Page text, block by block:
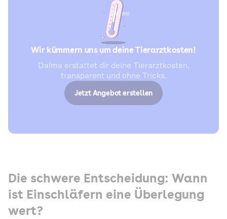
Wir kümmern uns um deine Tierarztkosten!
Dalma erstattet dir deine Tierarztkosten,
transparent und ohne Tricks.
Jetzt Angebot erstellen
Die schwere Entscheidung: Wann
ist Einschläfern eine Überlegung
wert?